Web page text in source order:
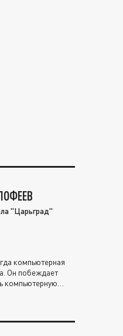
"Царьград"
компьютерная
Он побеждает
компьютерную